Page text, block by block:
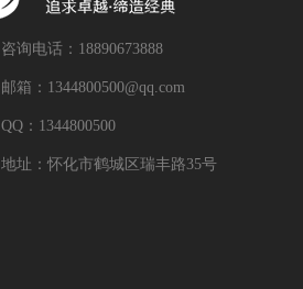
咨询电话：18890673888
邮箱：1344800500@qq.com
QQ：1344800500
地址：怀化市鹤城区瑞丰路35号